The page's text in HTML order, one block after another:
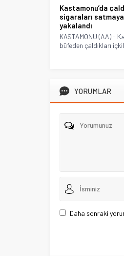
Kastamonu’da
sigaraları
yakalandı
KASTAMONU (AA) -
büfeden çaldıkları
YORUMLAR
Daha sonraki